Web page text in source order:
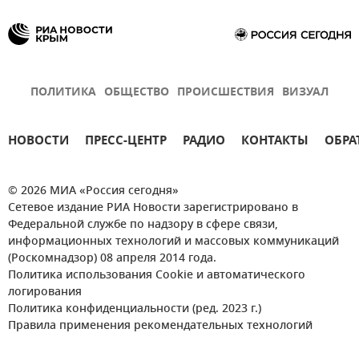
ПОЛИТИКА ОБЩЕСТВО ПРОИСШЕСТВИЯ ВИЗУАЛ
НОВОСТИ ПРЕСС-ЦЕНТР РАДИО КОНТАКТЫ
© 2026 МИА «Россия сегодня»
Сетевое издание РИА Новости зарегистрировано в
Федеральной службе по надзору в сфере связи,
информационных технологий и массовых коммуникаций
(Роскомнадзор) 08 апреля 2014 года.
Политика использования Cookie и автоматического
логирования
Политика конфиденциальности (ред. 2023 г.)
Правила применения рекомендательных технологий